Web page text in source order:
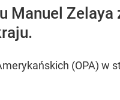
Manuel
(OPA) w